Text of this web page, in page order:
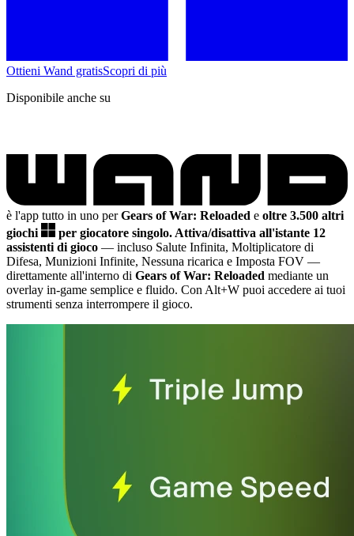
Ottieni Wand gratisScopri di più
Disponibile anche su
è l'app tutto in uno perGears of War: Reloaded e oltre 3.500 altri
giochi
per giocatore singolo. Attiva/disattiva all'istante 12
assistenti di gioco — incluso Salute Infinita, Moltiplicatore di
Difesa, Munizioni Infinite, Nessuna ricarica e Imposta FOV —
direttamente all'interno di Gears of War: Reloaded mediante un
overlay in-game semplice e fluido. Con Alt+W puoi accedere ai tuoi
strumenti senza interrompere il gioco.